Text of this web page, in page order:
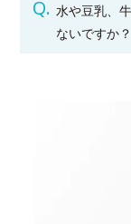
水や豆乳、
ないですか？